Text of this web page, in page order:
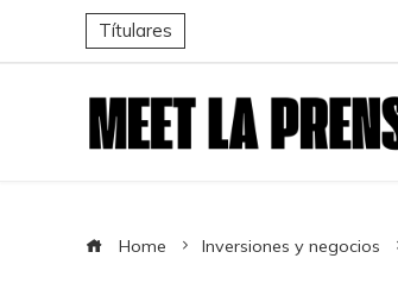
Títulares
Home Inversiones y negocios